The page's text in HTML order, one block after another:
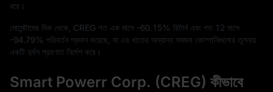
ধরে।
মোমেন্টামের দিক থেকে, CREG গত এক মাসে -60.15% রিটার্ন এবং গত 12 মাসে
-94.79% পরিবর্তন প্রদান করেছে, যা এর খাতের অন্যান্য সমমনা কোম্পানিগুলোর তুলনায়
একটি দুর্বল প্রবণতা নির্দেশ করে।
Smart Powerr Corp. (CREG) কীভাবে